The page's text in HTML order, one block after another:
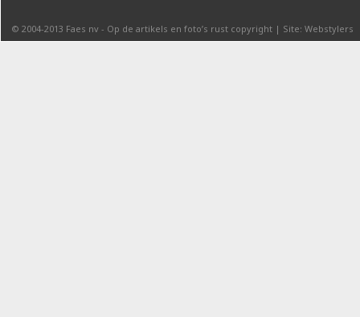
© 2004-2013 Faes nv - Op de artikels en foto’s rust copyright | Site: Webstylers